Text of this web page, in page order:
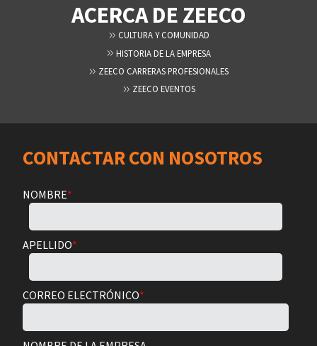
ACERCA DE ZEECO
CULTURA Y COMUNIDAD
HISTORIA DE LA EMPRESA
ZEECO CARRERAS PROFESIONALES
ZEECO EVENTOS
CONTACTAR CON NOSOTROS
NOMBRE*
APELLIDO*
CORREO ELECTRÓNICO*